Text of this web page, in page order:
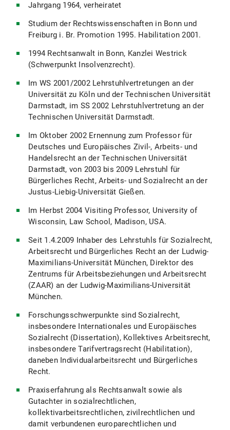
Jahrgang 1964, verheiratet
Studium der Rechtswissenschaften in Bonn und
Freiburg i. Br. Promotion 1995. Habilitation 2001.
1994 Rechtsanwalt in Bonn, Kanzlei Westrick
(Schwerpunkt Insolvenzrecht).
Im WS 2001/2002 Lehrstuhlvertretungen an der
Universität zu Köln und der Technischen Universität
Darmstadt, im SS 2002 Lehrstuhlvertretung an der
Technischen Universität Darmstadt.
Im Oktober 2002 Ernennung zum Professor für
Deutsches und Europäisches Zivil-, Arbeits- und
Handelsrecht an der Technischen Universität
Darmstadt, von 2003 bis 2009 Lehrstuhl für
Bürgerliches Recht, Arbeits- und Sozialrecht an der
Justus-Liebig-Universität Gießen.
Im Herbst 2004 Visiting Professor, University of
Wisconsin, Law School, Madison, USA.
Seit 1.4.2009 Inhaber des Lehrstuhls für Sozialrecht,
Arbeitsrecht und Bürgerliches Recht an der Ludwig-
Maximilians-Universität München, Direktor des
Zentrums für Arbeitsbeziehungen und Arbeitsrecht
(ZAAR) an der Ludwig-Maximilians-Universität
München.
Forschungsschwerpunkte sind Sozialrecht,
insbesondere Internationales und Europäisches
Sozialrecht (Dissertation), Kollektives Arbeitsrecht,
insbesondere Tarifvertragsrecht (Habilitation),
daneben Individualarbeitsrecht und Bürgerliches
Recht.
Praxiserfahrung als Rechtsanwalt sowie als
Gutachter in sozialrechtlichen,
kollektivarbeitsrechtlichen, zivilrechtlichen und
damit verbundenen europarechtlichen und